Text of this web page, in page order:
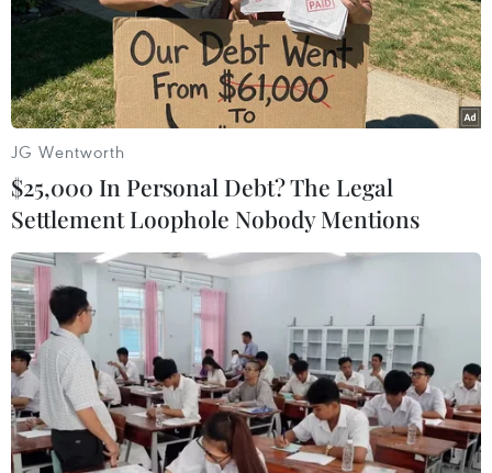
hợp chặt chẽ với Công ty Điện lực Hà Tĩnh triển khai các
phương án sửa chữa, thay thế và đấu nối hệ thống điện
một cách nhanh chóng, an toàn.
JG Wentworth
$25,000 In Personal Debt? The Legal
Settlement Loophole Nobody Mentions